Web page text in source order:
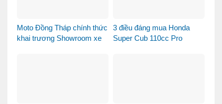
Moto Đồng Tháp chính thức
khai trương Showroom xe
3 điều đáng mua Honda
Super Cub 110cc Pro